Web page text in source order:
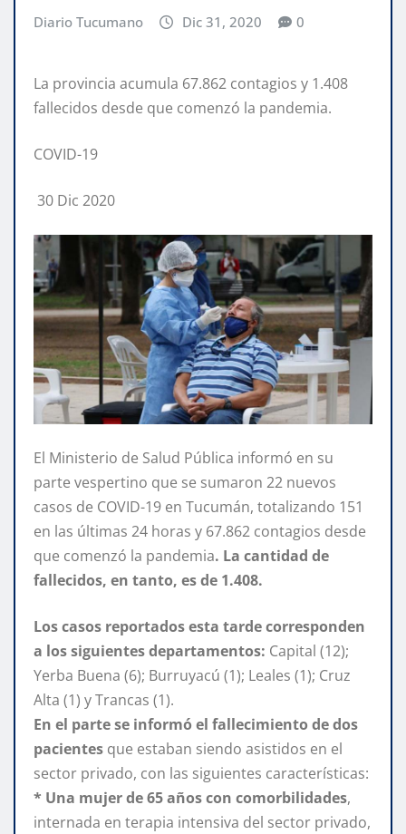
Diario Tucumano Dic 31, 2020 0
La provincia acumula 67.862 contagios y 1.408
fallecidos desde que comenzó la pandemia.
COVID-19
30 Dic 2020
El Ministerio de Salud Pública informó en su
parte vespertino que se sumaron 22 nuevos
casos de COVID-19 en Tucumán, totalizando 151
en las últimas 24 horas y 67.862 contagios desde
que comenzó la pandemia. La cantidad de
fallecidos, en tanto, es de 1.408.
Los casos reportados esta tarde corresponden
a los siguientes departamentos: Capital (12);
Yerba Buena (6); Burruyacú (1); Leales (1); Cruz
Alta (1) y Trancas (1).
En el parte se informó el fallecimiento de dos
pacientes que estaban siendo asistidos en el
sector privado, con las siguientes características:
* Una mujer de 65 años con comorbilidades,
internada en terapia intensiva del sector privado,